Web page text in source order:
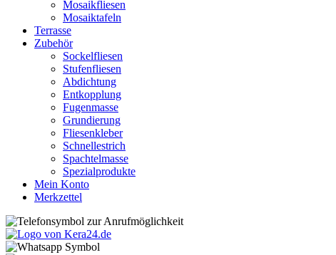
Mosaikfliesen
Mosaiktafeln
Terrasse
Zubehör
Sockelfliesen
Stufenfliesen
Abdichtung
Entkopplung
Fugenmasse
Grundierung
Fliesenkleber
Schnellestrich
Spachtelmasse
Spezialprodukte
Mein Konto
Merkzettel